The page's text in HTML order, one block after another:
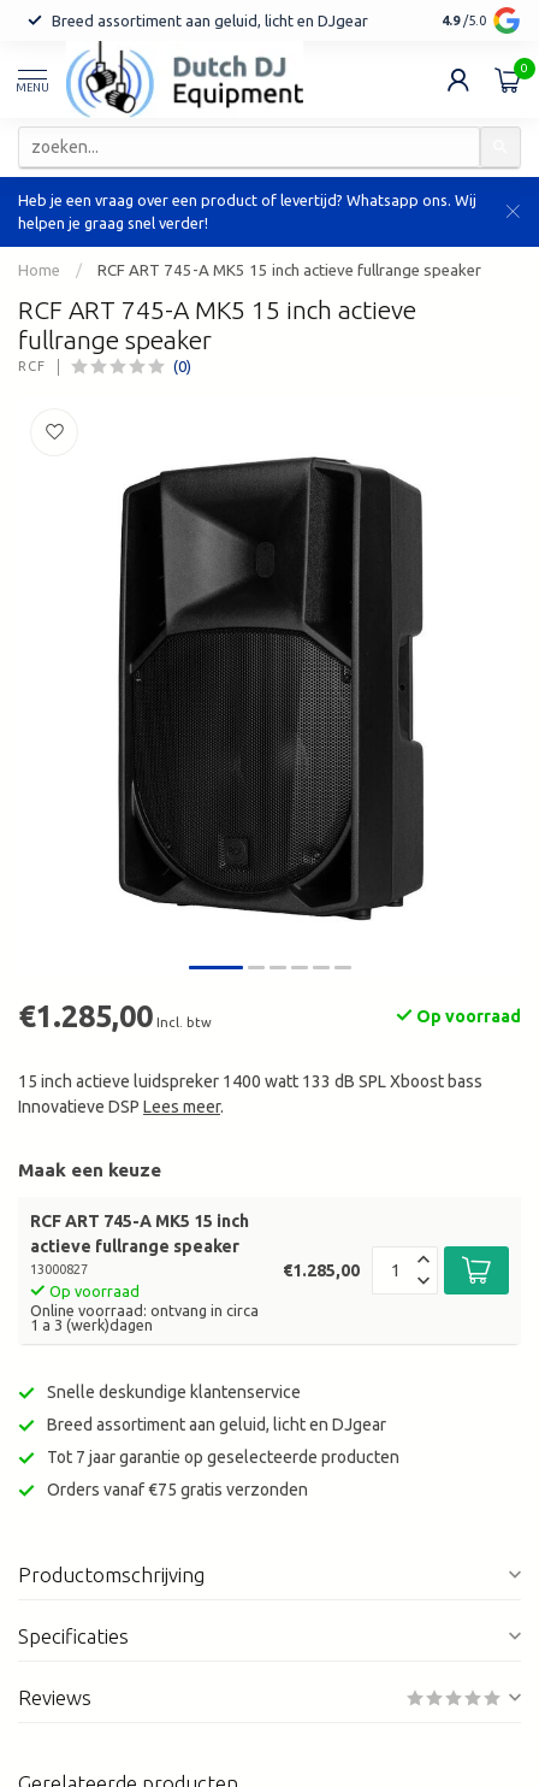
Breed assortiment aan geluid, licht en DJgear Tot 7 jaar
4.9 /5.0
MENU
0
Heb je een vraag over een product of levertijd? Whatsapp ons. Wij
helpen je graag snel verder!
Home / RCF ART 745-A MK5 15 inch actieve fullrange speaker
RCF ART 745-A MK5 15 inch actieve
fullrange speaker
RCF (0)
€1.285,00 Incl. btw Op voorraad
15 inch actieve luidspreker 1400 watt 133 dB SPL Xboost bass
Innovatieve DSP Lees meer.
Maak een keuze
RCF ART 745-A MK5 15 inch
actieve fullrange speaker
13000827
Op voorraad
Online voorraad: ontvang in circa
1 a 3 (werk)dagen
€1.285,00
Snelle deskundige klantenservice
Breed assortiment aan geluid, licht en DJgear
Tot 7 jaar garantie op geselecteerde producten
Orders vanaf €75 gratis verzonden
Productomschrijving
Specificaties
Reviews